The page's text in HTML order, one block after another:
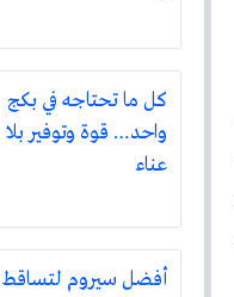
كل ما تحتاجه في بكج
واحد… قوة وتوفير بلا
عناء
أفضل سيروم لتساقط